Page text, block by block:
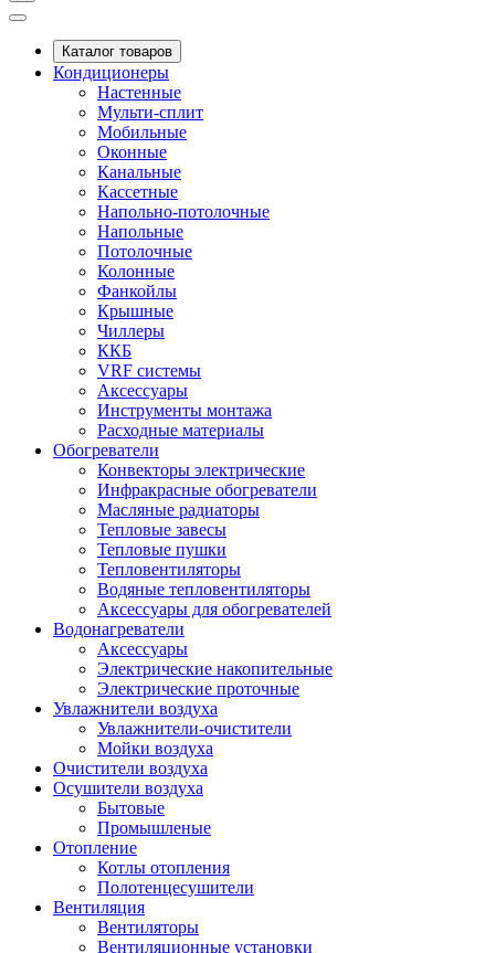
Каталог товаров
Кондиционеры
Настенные
Мульти-сплит
Мобильные
Оконные
Канальные
Кассетные
Напольно-потолочные
Напольные
Потолочные
Колонные
Фанкойлы
Крышные
Чиллеры
ККБ
VRF системы
Аксессуары
Инструменты монтажа
Расходные материалы
Обогреватели
Конвекторы электрические
Инфракрасные обогреватели
Масляные радиаторы
Тепловые завесы
Тепловые пушки
Тепловентиляторы
Водяные тепловентиляторы
Аксессуары для обогревателей
Водонагреватели
Аксессуары
Электрические накопительные
Электрические проточные
Увлажнители воздуха
Увлажнители-очистители
Мойки воздуха
Очистители воздуха
Осушители воздуха
Бытовые
Промышленые
Отопление
Котлы отопления
Полотенцесушители
Вентиляция
Вентиляторы
Вентиляционные установки